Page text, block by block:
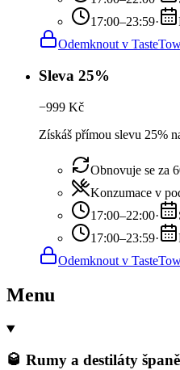
17:00–23:59·
Odemknout v
Sleva 25%
−999 Kč
Získáš přímou slevu 25%
Obnovuje se za
Konzumace v
17:00–22:00·
17:00–23:59·
Odemknout v
Menu
🥃 Rumy a destiláty